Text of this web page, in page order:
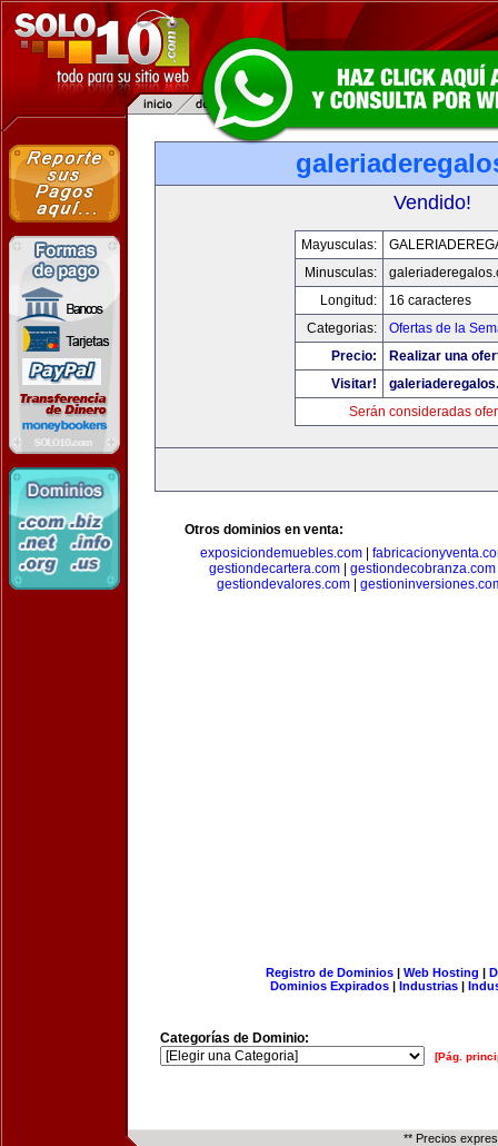
Vendido!
Mayusculas:
Minusculas:
Longitud:
16 caracteres
Categorias:
Ofertas de la
Precio:
Realizar una
Visitar!
Serán consideradas
Otros dominios en venta:
exposiciondemuebles.com|
gestiondecartera.com| gestiondecobranza.com
gestiondevalores.com|
Registro de Dominios| Web Hosting |
Dominios Expirados | Industrias |
Categorías de Dominio:
[Pág.
** Precios